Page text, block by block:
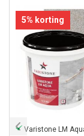
5% korting